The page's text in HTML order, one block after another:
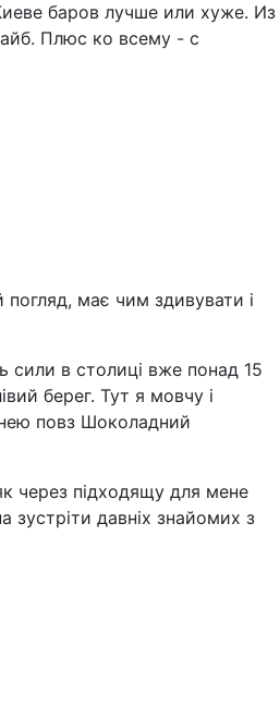
баров лучше или хуже. Из
Плюс ко всему - с
має чим здивувати і
сили в столиці вже понад 15
берег. Тут я мовчу і
повз Шоколадний
через підходящу для мене
давніх знайомих з